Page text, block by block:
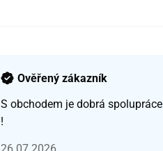
Ověřený zákazník
S obchodem je dobrá spolupráce
!
26.07.2026